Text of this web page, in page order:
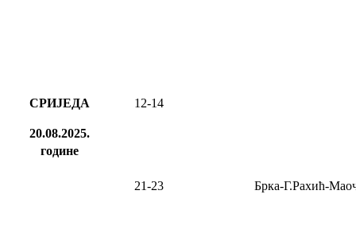
СРИЈЕДА
20.08.2025.
године
12-14
21-23 Брка-Г.Рахић-